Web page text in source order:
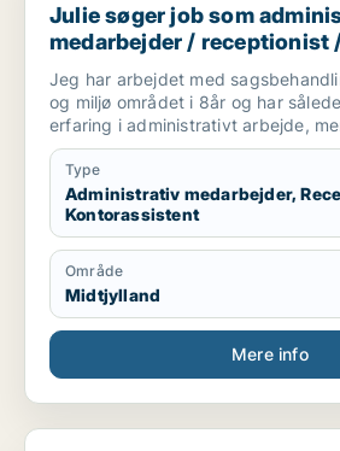
Julie søger job som
medarbejder / receptionist
kontorassistent
Jeg har arbejdet med
og miljø området i 8år og har
erfaring i administrativt arbejde,
alm. kontormedarbejder stillinger
fleksjobber må jeg max arbejde i
Jeg har en kompetanceprofil, hvor
den.
Type
Administrativ medarbejder,
Kontorassistent
Område
Midtjylland
Mere info